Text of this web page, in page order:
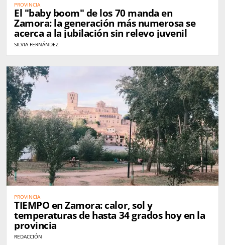
PROVINCIA
El "baby boom" de los 70 manda en
Zamora: la generación más numerosa se
acerca a la jubilación sin relevo juvenil
SILVIA FERNÁNDEZ
PROVINCIA
TIEMPO en Zamora: calor, sol y
temperaturas de hasta 34 grados hoy en la
provincia
REDACCIÓN